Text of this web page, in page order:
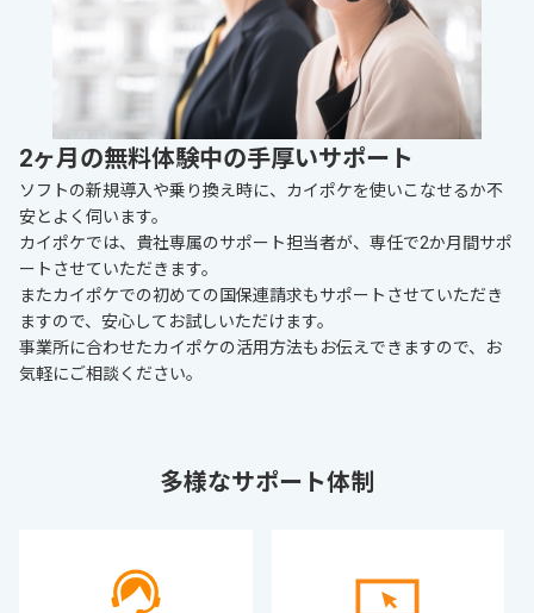
2ヶ月の無料体験中の手厚いサポート
ソフトの新規導入や乗り換え時に、カイポケを使いこなせるか不
安とよく伺います。
カイポケでは、貴社専属のサポート担当者が、専任で2か月間サポ
ートさせていただきます。
またカイポケでの初めての国保連請求もサポートさせていただき
ますので、安心してお試しいただけます。
事業所に合わせたカイポケの活用方法もお伝えできますので、お
気軽にご相談ください。
多様なサポート体制